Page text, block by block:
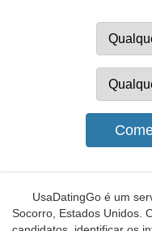
UsaDatingGo é um
Socorro, Estados Unidos.